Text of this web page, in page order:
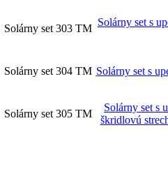
Solárny set 303 TM
Solárny set s
Solárny set 304 TM Solárny set s
Solárny set 305 TM
Solárny set s
škridlovú